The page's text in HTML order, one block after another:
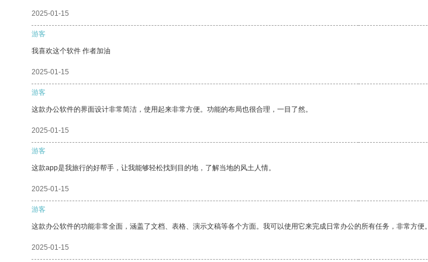
2025-01-15
游客
我喜欢这个软件 作者加油
2025-01-15
游客
这款办公软件的界面设计非常简洁，使用起来非常方便。功能的布局也很合理，一目了然。
2025-01-15
游客
这款app是我旅行的好帮手，让我能够轻松找到目的地，了解当地的风土人情。
2025-01-15
游客
这款办公软件的功能非常全面，涵盖了文档、表格、演示文稿等各个方面。我可以使用它来完成日常办公的所有任务，非常方便。
2025-01-15